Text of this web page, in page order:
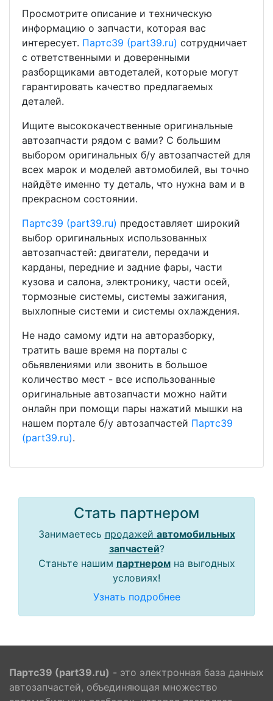
Просмотрите описание и техническую
информацию о запчасти, которая вас
интересует. Партс39 (part39.ru) сотрудничает
с ответственными и доверенными
разборщиками автодеталей, которые могут
гарантировать качество предлагаемых
деталей.
Ищите высококачественные оригинальные
автозапчасти рядом с вами? С большим
выбором оригинальных б/у автозапчастей для
всех марок и моделей автомобилей, вы точно
найдёте именно ту деталь, что нужна вам и в
прекрасном состоянии.
Партс39 (part39.ru) предоставляет широкий
выбор оригинальных использованных
автозапчастей: двигатели, передачи и
карданы, передние и задние фары, части
кузова и салона, электронику, части осей,
тормозные системы, системы зажигания,
выхлопные системи и системы охлаждения.
Не надо самому идти на авторазборку,
тратить ваше время на порталы с
обьявлениями или звонить в большое
количество мест - все использованные
оригинальные автозапчасти можно найти
онлайн при помощи пары нажатий мышки на
нашем портале б/у автозапчастей Партс39
(part39.ru).
Стать партнером
Занимаетесь продажей автомобильных
запчастей?
Станьте нашим партнеромна выгодных
условиях!
Узнать подробнее
Партс39 (part39.ru) - это электронная база данных
автозапчастей, объединяющая множество